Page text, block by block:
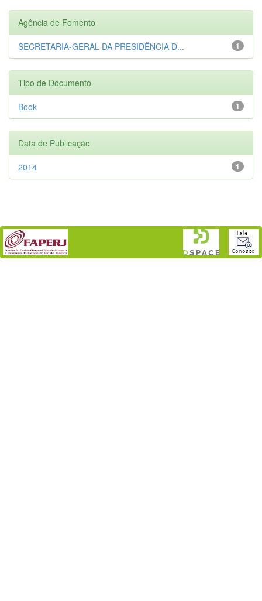
Agência de Fomento
1
SECRETARIA-GERAL DA PRESIDÊNCIA D...
Tipo de Documento
1
Book
Data de Publicação
1
2014